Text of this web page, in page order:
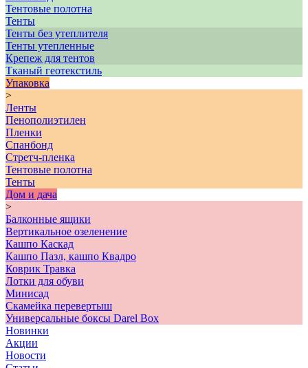
Тентовые полотна
Тенты
Тенты без утеплителя
Тенты утепленные
Крепеж для тентов
Тканый геотекстиль
Упаковка
>
Ленты
Пенополиэтилен
Пленки
Спанбонд
Стретч-пленка
Тентовые полотна
Тенты
Дом и дача
>
Балконные ящики
Вертикальное озеленение
Кашпо Каскад
Кашпо Пазл, кашпо Квадро
Коврик Травка
Лотки для обуви
Минисад
Скамейка перевертыш
Универсальные боксы Darel Box
Новинки
Акции
Новости